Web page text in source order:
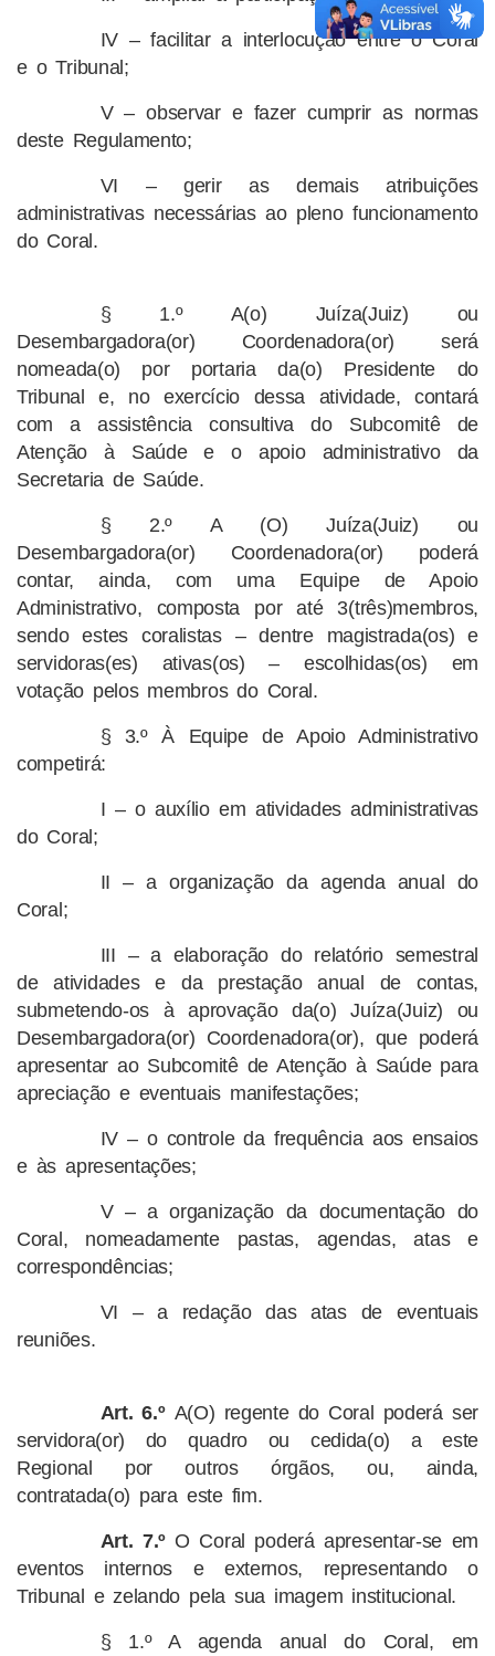
IV – facilitar a interlocução entre o Coral
e o Tribunal;
V – observar e fazer cumprir as normas
deste Regulamento;
VI – gerir as demais atribuições
administrativas necessárias ao pleno funcionamento
do Coral.
§ 1.º A(o) Juíza(Juiz) ou
Desembargadora(or) Coordenadora(or) será
nomeada(o) por portaria da(o) Presidente do
Tribunal e, no exercício dessa atividade, contará
com a assistência consultiva do Subcomitê de
Atenção à Saúde e o apoio administrativo da
Secretaria de Saúde.
§ 2.º A (O) Juíza(Juiz) ou
Desembargadora(or) Coordenadora(or) poderá
contar, ainda, com uma Equipe de Apoio
Administrativo, composta por até 3(três)membros,
sendo estes coralistas – dentre magistrada(os) e
servidoras(es) ativas(os) – escolhidas(os) em
votação pelos membros do Coral.
§ 3.º À Equipe de Apoio Administrativo
competirá:
I – o auxílio em atividades administrativas
do Coral;
II – a organização da agenda anual do
Coral;
III – a elaboração do relatório semestral
de atividades e da prestação anual de contas,
submetendo-os à aprovação da(o) Juíza(Juiz) ou
Desembargadora(or) Coordenadora(or), que poderá
apresentar ao Subcomitê de Atenção à Saúde para
apreciação e eventuais manifestações;
IV – o controle da frequência aos ensaios
e às apresentações;
V – a organização da documentação do
Coral, nomeadamente pastas, agendas, atas e
correspondências;
VI – a redação das atas de eventuais
reuniões.
Art. 6.º A(O) regente do Coral poderá ser
servidora(or) do quadro ou cedida(o) a este
Regional por outros órgãos, ou, ainda,
contratada(o) para este fim.
Art. 7.º O Coral poderá apresentar-se em
eventos internos e externos, representando o
Tribunal e zelando pela sua imagem institucional.
§ 1.º A agenda anual do Coral, em